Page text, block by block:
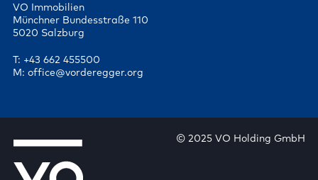
VO Immobilien
Münchner Bundesstraße 110
5020 Salzburg
T: +43 662 455500
M: office@vorderegger.org
© 2025 VO Holding GmbH